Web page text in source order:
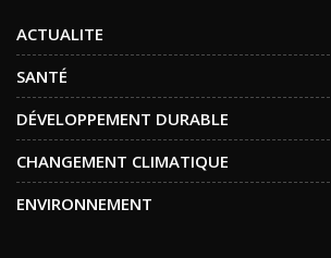
ACTUALITE
SANTÉ
DÉVELOPPEMENT DURABLE
CHANGEMENT CLIMATIQUE
ENVIRONNEMENT